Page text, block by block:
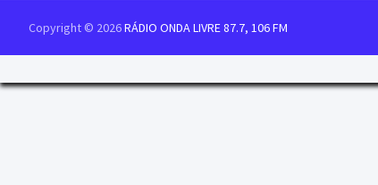
Copyright © 2026RÁDIO ONDA LIVRE 87.7, 106 FM